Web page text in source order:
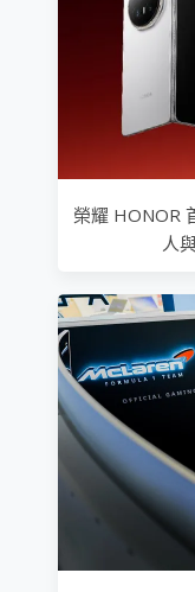
榮耀 HONOR
人